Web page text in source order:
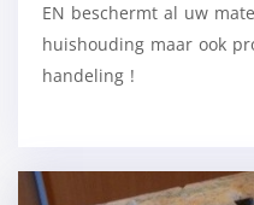
EN beschermt al uw
huishouding maar ook
handeling !